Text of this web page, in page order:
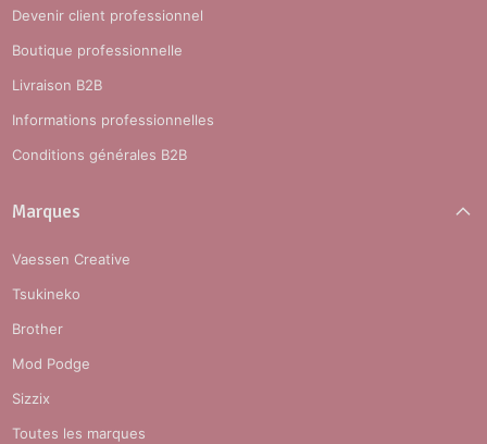
Devenir client professionnel
Boutique professionnelle
Livraison B2B
Informations professionnelles
Conditions générales B2B
Marques
Vaessen Creative
Tsukineko
Brother
Mod Podge
Sizzix
Toutes les marques